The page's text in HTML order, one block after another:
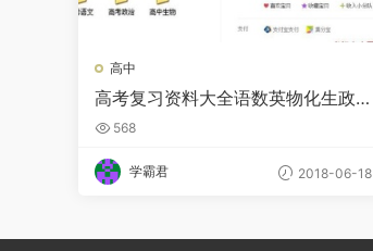
高中
高考复习资料大全语数英物化生政
史地全套+2013年最新真题带听力
568
学霸君 2018-06-18